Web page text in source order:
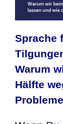
Sprache
Warum
Hälfte